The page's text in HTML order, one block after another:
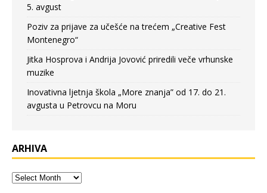
5. avgust
Poziv za prijave za učešće na trećem „Creative Fest
Montenegro“
Jitka Hosprova i Andrija Jovović priredili veče vrhunske
muzike
Inovativna ljetnja škola „More znanja” od 17. do 21.
avgusta u Petrovcu na Moru
ARHIVA